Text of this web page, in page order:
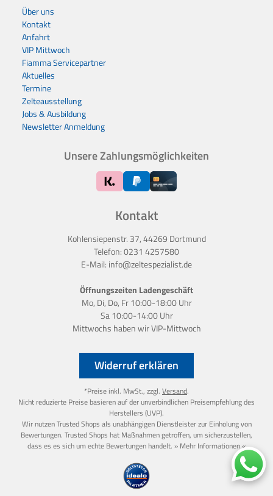
Widerruf erklären
*Preise inkl. MwSt., zzgl. Versand.
Nicht reduzierte Preise basieren auf der unverbindlichen Preisempfehlung des
Herstellers (UVP).
Wir nutzen Trusted Shops als unabhängigen Dienstleister zur Einholung von
Bewertungen. Trusted Shops hat Maßnahmen getroffen, um sicherzustellen,
dass es es sich um echte Bewertungen handelt. » Mehr Informationen «
Über uns
Kontakt
Anfahrt
VIP Mittwoch
Fiamma Servicepartner
Aktuelles
Termine
Zelteausstellung
Jobs & Ausbildung
Newsletter Anmeldung
Kontakt
Kohlensiepenstr. 37, 44269 Dortmund
Telefon:0231 4257580
E-Mail: info@zeltespezialist.de
Öffnungszeiten Ladengeschäft
Mo, Di, Do, Fr 10:00-18:00 Uhr
Sa 10:00-14:00 Uhr
Mittwochs haben wirVIP-Mittwoch
Unsere Zahlungsmöglichkeiten